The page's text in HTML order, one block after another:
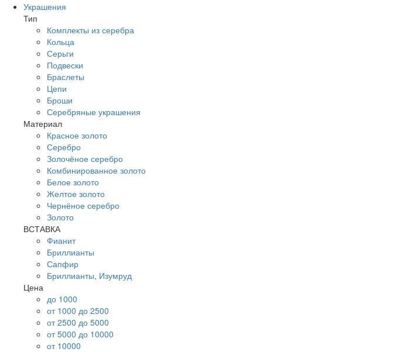
Украшения
Тип
Комплекты из серебра
Кольца
Серьги
Подвески
Браслеты
Цепи
Броши
Серебряные украшения
Материал
Красное золото
Серебро
Золочёное серебро
Комбинированное золото
Белое золото
Желтое золото
Чернёное серебро
Золото
ВСТАВКА
Фианит
Бриллианты
Сапфир
Бриллианты, Изумруд
Цена
до 1000
от 1000 до 2500
от 2500 до 5000
от 5000 до 10000
от 10000